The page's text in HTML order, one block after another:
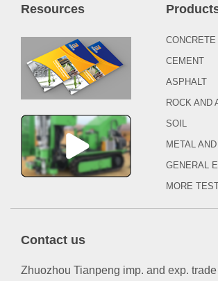
Resources
CONCRETE
CEMENT
ASPHALT
ROCK AND
SOIL
METAL
GENERAL
MORE
Contact us
Zhuozhou Tianpeng imp. and exp. trade